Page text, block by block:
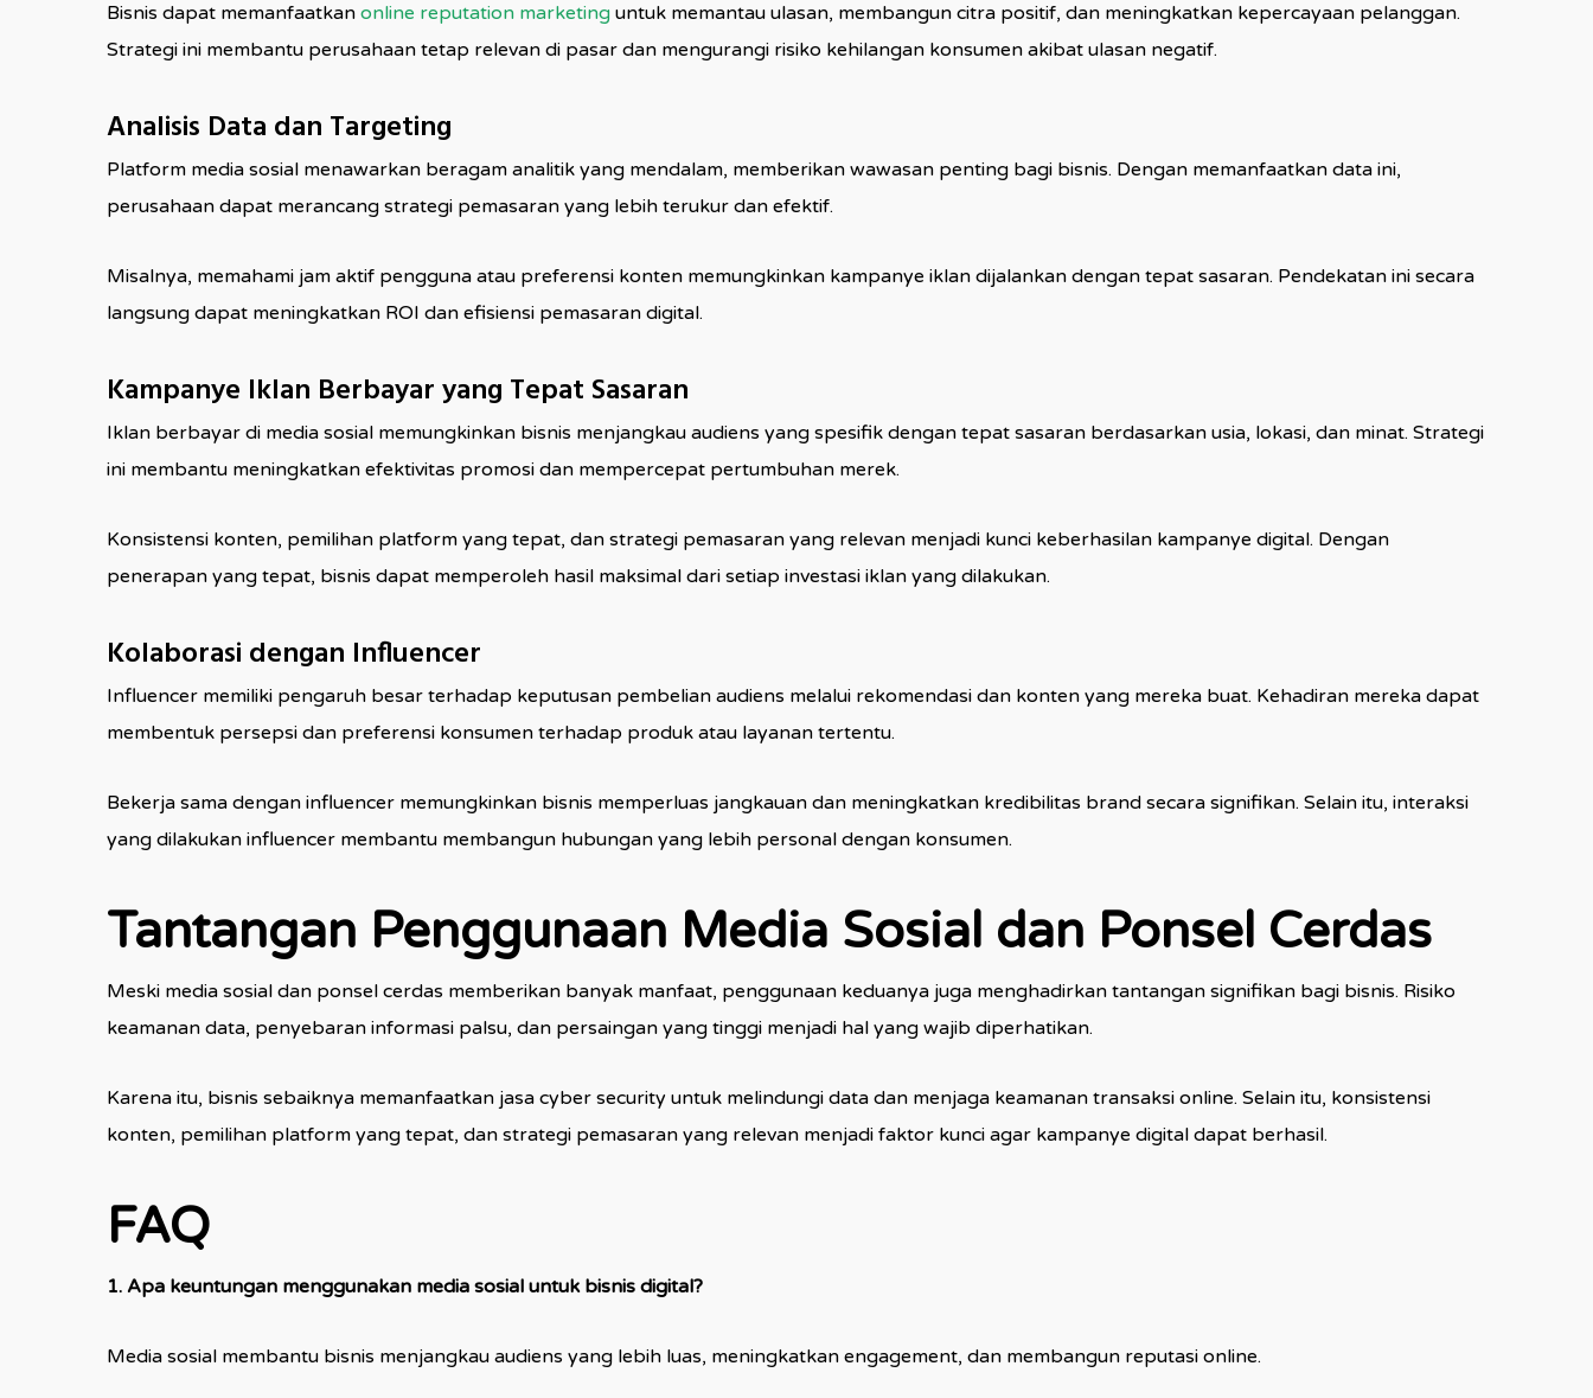
Bisnis dapat memanfaatkan online reputation marketing untuk memantau ulasan, membangun citra positif, dan meningkatkan kepercayaan pelanggan.
Strategi ini membantu perusahaan tetap relevan di pasar dan mengurangi risiko kehilangan konsumen akibat ulasan negatif.
Analisis Data dan Targeting
Platform media sosial menawarkan beragam analitik yang mendalam, memberikan wawasan penting bagi bisnis. Dengan memanfaatkan data ini,
perusahaan dapat merancang strategi pemasaran yang lebih terukur dan efektif.
Misalnya, memahami jam aktif pengguna atau preferensi konten memungkinkan kampanye iklan dijalankan dengan tepat sasaran. Pendekatan ini secara
langsung dapat meningkatkan ROI dan efisiensi pemasaran digital.
Kampanye Iklan Berbayar yang Tepat Sasaran
Iklan berbayar di media sosial memungkinkan bisnis menjangkau audiens yang spesifik dengan tepat sasaran berdasarkan usia, lokasi, dan minat. Strategi
ini membantu meningkatkan efektivitas promosi dan mempercepat pertumbuhan merek.
Konsistensi konten, pemilihan platform yang tepat, dan strategi pemasaran yang relevan menjadi kunci keberhasilan kampanye digital. Dengan
penerapan yang tepat, bisnis dapat memperoleh hasil maksimal dari setiap investasi iklan yang dilakukan.
Kolaborasi dengan Influencer
Influencer memiliki pengaruh besar terhadap keputusan pembelian audiens melalui rekomendasi dan konten yang mereka buat. Kehadiran mereka dapat
membentuk persepsi dan preferensi konsumen terhadap produk atau layanan tertentu.
Bekerja sama dengan influencer memungkinkan bisnis memperluas jangkauan dan meningkatkan kredibilitas brand secara signifikan. Selain itu, interaksi
yang dilakukan influencer membantu membangun hubungan yang lebih personal dengan konsumen.
Tantangan Penggunaan Media Sosial dan Ponsel Cerdas
Meski media sosial dan ponsel cerdas memberikan banyak manfaat, penggunaan keduanya juga menghadirkan tantangan signifikan bagi bisnis. Risiko
keamanan data, penyebaran informasi palsu, dan persaingan yang tinggi menjadi hal yang wajib diperhatikan.
Karena itu, bisnis sebaiknya memanfaatkan jasa cyber security untuk melindungi data dan menjaga keamanan transaksi online. Selain itu, konsistensi
konten, pemilihan platform yang tepat, dan strategi pemasaran yang relevan menjadi faktor kunci agar kampanye digital dapat berhasil.
FAQ
1. Apa keuntungan menggunakan media sosial untuk bisnis digital?
Media sosial membantu bisnis menjangkau audiens yang lebih luas, meningkatkan engagement, dan membangun reputasi online.